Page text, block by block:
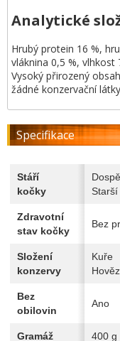
Analytické
Hrubý protein 16 %,
vláknina 0,5 %, vlhkost
Vysoký přirozený
žádné konzervační
Specifikace
Stáří
kočky
Starší
Zdravotní
stav kočky
Bez
Složení
konzervy
Kuře
Bez
obilovin
Ano
Gramáž 400 g